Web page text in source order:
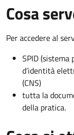
Cosa
Per accedere al
SPID
d’identità
(CNS)
tutta la
della pratica.